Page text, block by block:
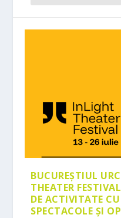
BUCUREȘTIUL
THEATER
DE ACTIVITATE CU
SPECTACOLE ȘI